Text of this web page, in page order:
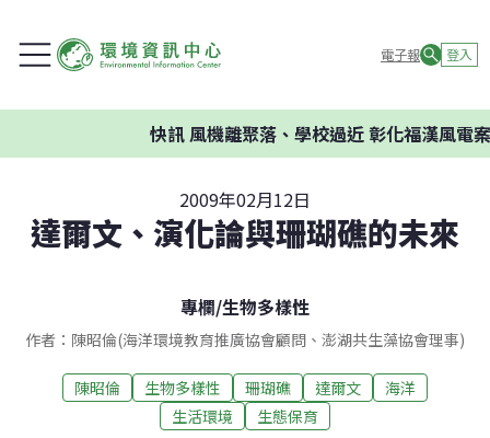
電子報 登入
快訊風機離聚落、學校過近 彰化福漢風電案環
2009年02月12日
達爾文、演化論與珊瑚礁的未來
專欄/生物多樣性
作者：陳昭倫(海洋環境教育推廣協會顧問、澎湖共生藻協會理事)
陳昭倫 生物多樣性 珊瑚礁 達爾文
海洋
生活環境
生態保育